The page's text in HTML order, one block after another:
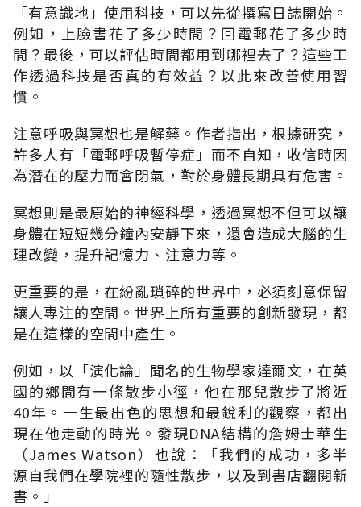
「有意識地」使用科技，可以先從撰寫日誌開始。
例如，上臉書花了多少時間？回電郵花了多少時
間？最後，可以評估時間都用到哪裡去了？這些工
作透過科技是否真的有效益？以此來改善使用習
慣。
注意呼吸與冥想也是解藥。作者指出，根據研究，
許多人有「電郵呼吸暫停症」而不自知，收信時因
為潛在的壓力而會閉氣，對於身體長期具有危害。
冥想則是最原始的神經科學，透過冥想不但可以讓
身體在短短幾分鐘內安靜下來，還會造成大腦的生
理改變，提升記憶力、注意力等。
更重要的是，在紛亂瑣碎的世界中，必須刻意保留
讓人專注的空間。世界上所有重要的創新發現，都
是在這樣的空間中產生。
例如，以「演化論」聞名的生物學家達爾文，在英
國的鄉間有一條散步小徑，他在那兒散步了將近
40年。一生最出色的思想和最銳利的觀察，都出
現在他走動的時光。發現DNA結構的詹姆士華生
（James Watson）也說：「我們的成功，多半
源自我們在學院裡的隨性散步，以及到書店翻閱新
書。」